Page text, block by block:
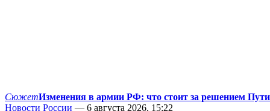
СюжетИзменения в армии РФ: что стоит за решением
Новости России — 6 августа 2026, 15:22